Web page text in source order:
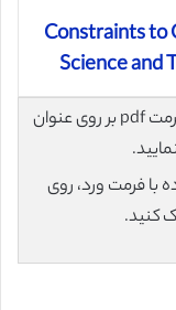
Constraints to
Science and
برای دانلود رایگان مقاله انگلیسی با فرمت pdf بر روی عنوان
با فرمت ورد، روی
کنید.